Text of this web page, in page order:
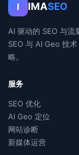
I IMASEO
AI 驱动的 SEO 与流
SEO 与 AI Geo 技
略。
服务
SEO 优化
AI Geo 定位
网站诊断
新媒体运营